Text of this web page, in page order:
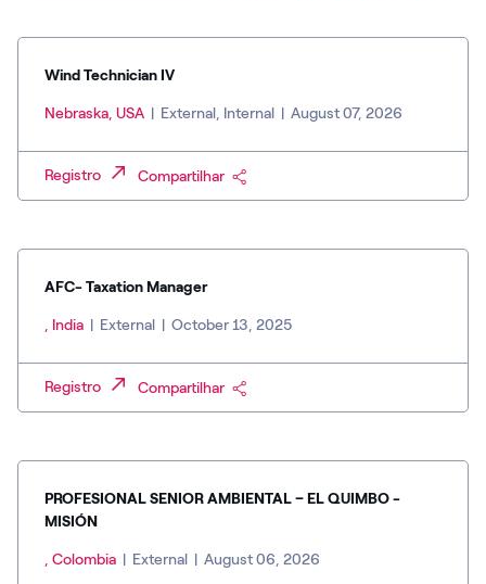
Wind Technician IV
Nebraska, USA | External, Internal | August 07, 2026
Registro Compartilhar
AFC- Taxation Manager
, India | External | October 13, 2025
Registro Compartilhar
PROFESIONAL SENIOR AMBIENTAL – EL QUIMBO -
MISIÓN
, Colombia | External | August 06, 2026